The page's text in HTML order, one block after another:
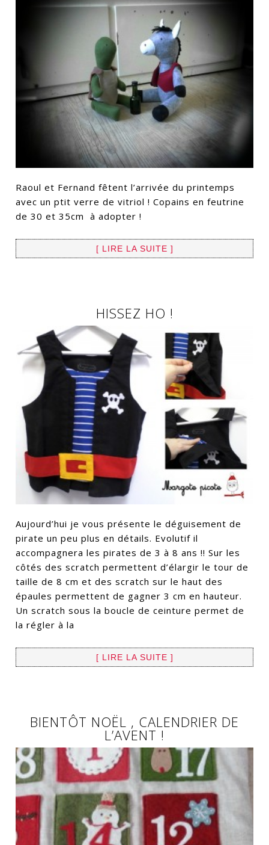
Raoul et Fernand fêtent l’arrivée du printemps
avec un ptit verre de vitriol ! Copains en feutrine
de 30 et 35cm à adopter !
[ LIRE LA SUITE ]
HISSEZ HO !
Aujourd’hui je vous présente le déguisement de
pirate un peu plus en détails. Evolutif il
accompagnera les pirates de 3 à 8 ans !! Sur les
côtés des scratch permettent d’élargir le tour de
taille de 8 cm et des scratch sur le haut des
épaules permettent de gagner 3 cm en hauteur.
Un scratch sous la boucle de ceinture permet de
la régler à la
[ LIRE LA SUITE ]
BIENTÔT NOËL , CALENDRIER DE
L’AVENT !